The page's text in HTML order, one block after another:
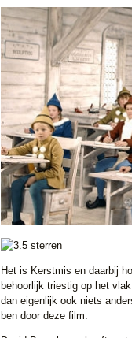
Het is Kerstmis en daarbij
behoorlijk triestig op het
dan eigenlijk ook niets
ben door deze film.